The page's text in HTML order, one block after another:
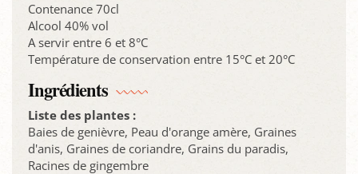
Contenance 70cl
Alcool 40% vol
A servir entre 6 et 8°C
Température de conservation entre 15°C et 20°C
Ingrédients
Liste des plantes :
Baies de genièvre, Peau d'orange amère, Graines
d'anis, Graines de coriandre, Grains du paradis,
Racines de gingembre